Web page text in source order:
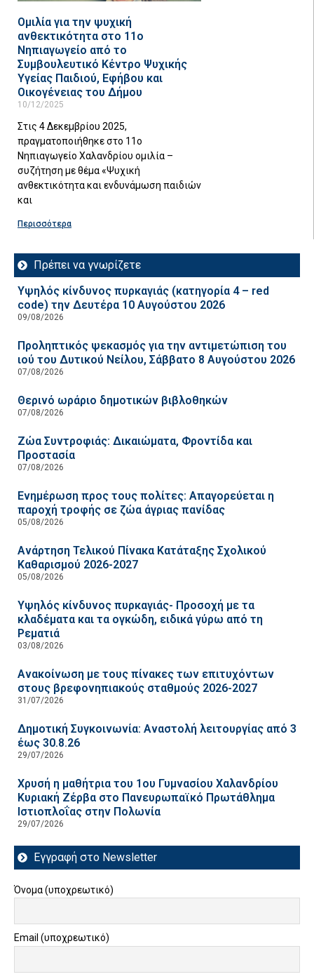
Ομιλία για την ψυχική
ανθεκτικότητα στο 11ο
Νηπιαγωγείο από το
Συμβουλευτικό Κέντρο Ψυχικής
Υγείας Παιδιού, Εφήβου και
Οικογένειας του Δήμου
10/12/2025
Στις 4 Δεκεμβρίου 2025,
πραγματοποιήθηκε στο 11ο
Νηπιαγωγείο Χαλανδρίου ομιλία –
συζήτηση με θέμα «Ψυχική
ανθεκτικότητα και ενδυνάμωση παιδιών
και
Περισσότερα
Πρέπει να γνωρίζετε
Υψηλός κίνδυνος πυρκαγιάς (κατηγορία 4 – red
code) την Δευτέρα 10 Αυγούστου 2026
09/08/2026
Προληπτικός ψεκασμός για την αντιμετώπιση του
ιού του Δυτικού Νείλου, Σάββατο 8 Αυγούστου 2026
07/08/2026
Θερινό ωράριο δημοτικών βιβλοθηκών
07/08/2026
Ζώα Συντροφιάς: Δικαιώματα, Φροντίδα και
Προστασία
07/08/2026
Ενημέρωση προς τους πολίτες: Απαγορεύεται η
παροχή τροφής σε ζώα άγριας πανίδας
05/08/2026
Ανάρτηση Τελικού Πίνακα Κατάταξης Σχολικού
Καθαρισμού 2026-2027
05/08/2026
Υψηλός κίνδυνος πυρκαγιάς- Προσοχή με τα
κλαδέματα και τα ογκώδη, ειδικά γύρω από τη
Ρεματιά
03/08/2026
Ανακοίνωση με τους πίνακες των επιτυχόντων
στους βρεφονηπιακούς σταθμούς 2026-2027
31/07/2026
Δημοτική Συγκοινωνία: Αναστολή λειτουργίας από 3
έως 30.8.26
29/07/2026
Χρυσή η μαθήτρια του 1ου Γυμνασίου Χαλανδρίου
Κυριακή Ζέρβα στο Πανευρωπαϊκό Πρωτάθλημα
Ιστιοπλοΐας στην Πολωνία
29/07/2026
Εγγραφή στο Newsletter
Όνομα (υποχρεωτικό)
Email (υποχρεωτικό)